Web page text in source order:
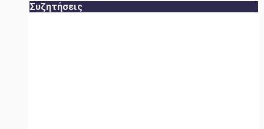
Συζητήσεις